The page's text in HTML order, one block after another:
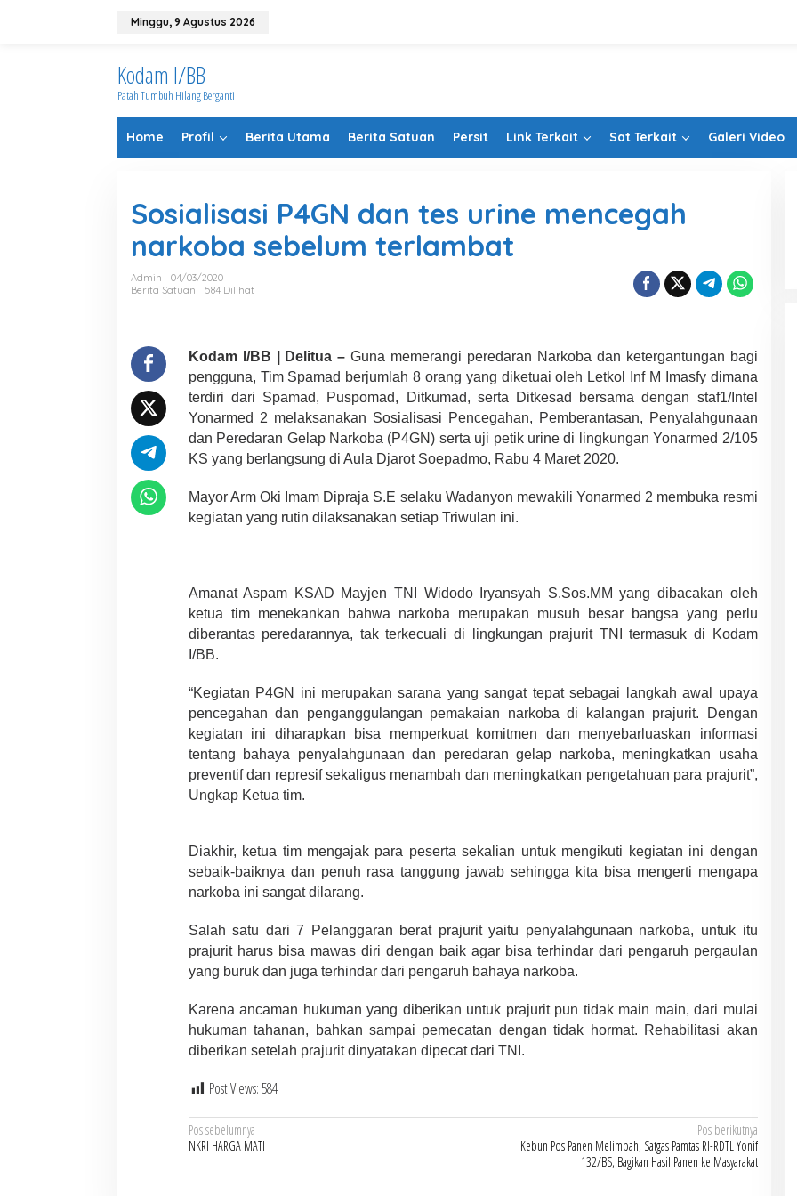
Minggu, 9 Agustus 2026
Kodam I/BB
Patah Tumbuh Hilang Berganti
Home Profil Berita Utama Berita Satuan Persit Link Terkait Sat Terkait Galeri Video
Sosialisasi P4GN dan tes urine mencegah
narkoba sebelum terlambat
Admin
04/03/2020
Berita Satuan
584 Dilihat
Kodam I/BB | Delitua – Guna memerangi peredaran Narkoba dan ketergantungan bagi
pengguna, Tim Spamad berjumlah 8 orang yang diketuai oleh Letkol Inf M Imasfy dimana
terdiri dari Spamad, Puspomad, Ditkumad, serta Ditkesad bersama dengan staf1/Intel
Yonarmed 2 melaksanakan Sosialisasi Pencegahan, Pemberantasan, Penyalahgunaan
dan Peredaran Gelap Narkoba (P4GN) serta uji petik urine di lingkungan Yonarmed 2/105
KS yang berlangsung di Aula Djarot Soepadmo, Rabu 4 Maret 2020.
Mayor Arm Oki Imam Dipraja S.E selaku Wadanyon mewakili Yonarmed 2 membuka resmi
kegiatan yang rutin dilaksanakan setiap Triwulan ini.
Amanat Aspam KSAD Mayjen TNI Widodo Iryansyah S.Sos.MM yang dibacakan oleh
ketua tim menekankan bahwa narkoba merupakan musuh besar bangsa yang perlu
diberantas peredarannya, tak terkecuali di lingkungan prajurit TNI termasuk di Kodam
I/BB.
“Kegiatan P4GN ini merupakan sarana yang sangat tepat sebagai langkah awal upaya
pencegahan dan penganggulangan pemakaian narkoba di kalangan prajurit. Dengan
kegiatan ini diharapkan bisa memperkuat komitmen dan menyebarluaskan informasi
tentang bahaya penyalahgunaan dan peredaran gelap narkoba, meningkatkan usaha
preventif dan represif sekaligus menambah dan meningkatkan pengetahuan para prajurit”,
Ungkap Ketua tim.
Diakhir, ketua tim mengajak para peserta sekalian untuk mengikuti kegiatan ini dengan
sebaik-baiknya dan penuh rasa tanggung jawab sehingga kita bisa mengerti mengapa
narkoba ini sangat dilarang.
Salah satu dari 7 Pelanggaran berat prajurit yaitu penyalahgunaan narkoba, untuk itu
prajurit harus bisa mawas diri dengan baik agar bisa terhindar dari pengaruh pergaulan
yang buruk dan juga terhindar dari pengaruh bahaya narkoba.
Karena ancaman hukuman yang diberikan untuk prajurit pun tidak main main, dari mulai
hukuman tahanan, bahkan sampai pemecatan dengan tidak hormat. Rehabilitasi akan
diberikan setelah prajurit dinyatakan dipecat dari TNI.
Post Views: 584
Navigasi
pos
Pos sebelumnya
NKRI HARGA MATI
Pos berikutnya
Kebun Pos Panen Melimpah, Satgas Pamtas RI-RDTL Yonif
132/BS, Bagikan Hasil Panen ke Masyarakat